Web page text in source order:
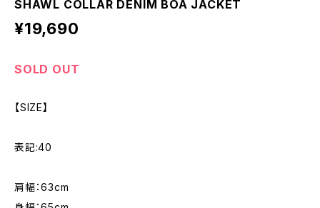
SHAWL COLLAR DENIM BOA JACKET
¥19,690
SOLD OUT
【SIZE】
表記:40
肩幅：63cm